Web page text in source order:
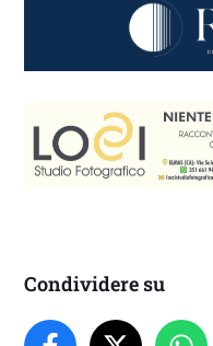
Condividere su